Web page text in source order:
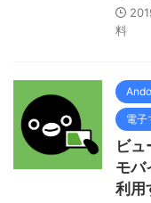
料
電子
ビ
モバ
利用